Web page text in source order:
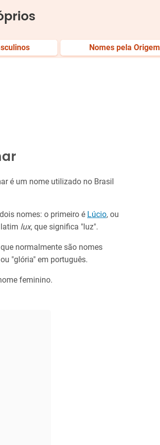
Nomes pela Origem
é um nome utilizado no Brasil
nomes: o primeiro é Lúcio, ou
lux, que significa "luz".
normalmente são nomes
"glória" em português.
feminino.